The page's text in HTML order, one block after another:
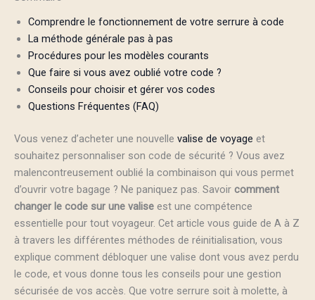
Comprendre le fonctionnement de votre serrure à code
La méthode générale pas à pas
Procédures pour les modèles courants
Que faire si vous avez oublié votre code ?
Conseils pour choisir et gérer vos codes
Questions Fréquentes (FAQ)
Vous venez d’acheter une nouvelle valise de voyage et
souhaitez personnaliser son code de sécurité ? Vous avez
malencontreusement oublié la combinaison qui vous permet
d’ouvrir votre bagage ? Ne paniquez pas. Savoir comment
changer le code sur une valise est une compétence
essentielle pour tout voyageur. Cet article vous guide de A à Z
à travers les différentes méthodes de réinitialisation, vous
explique comment débloquer une valise dont vous avez perdu
le code, et vous donne tous les conseils pour une gestion
sécurisée de vos accès. Que votre serrure soit à molette, à